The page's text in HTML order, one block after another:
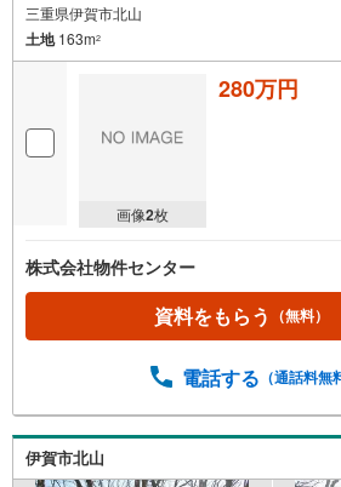
三重県伊賀市北山
土地163m2
画像2枚
280万円
株式会社物件センター
資料をもらう （無料）
電話する （通話料無
伊賀市北山